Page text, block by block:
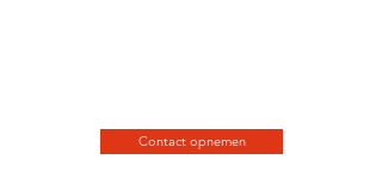
Contact opnemen